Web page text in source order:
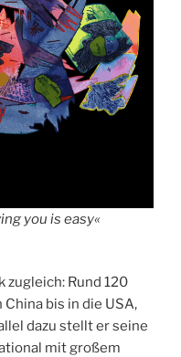
you is easy«
zugleich: Rund 120
bis in die USA,
dazu stellt er seine
mit großem